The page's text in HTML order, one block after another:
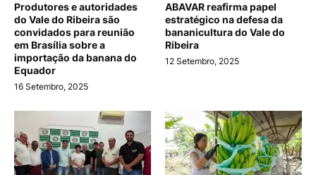
Produtores e autoridades
do Vale do Ribeira são
convidados para reunião
em Brasília sobre a
importação da banana do
Equador
16 Setembro, 2025
ABAVAR reafirma papel
estratégico na defesa da
bananicultura do Vale do
Ribeira
12 Setembro, 2025